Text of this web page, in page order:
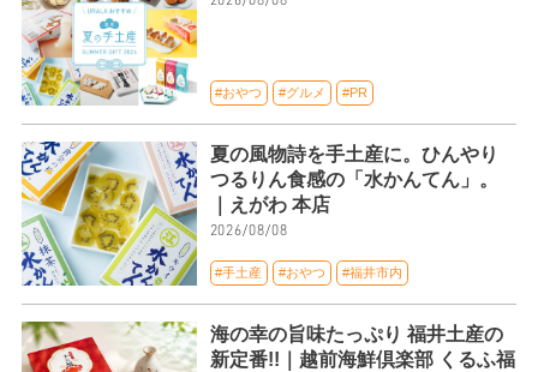
#おやつ #グルメ #PR
夏の風物詩を手土産に。ひんやり
つるりん食感の「水かんてん」。
｜えがわ 本店
2026/08/08
#手土産 #おやつ #福井市内
海の幸の旨味たっぷり 福井土産の
新定番!!｜越前海鮮倶楽部 くるふ福